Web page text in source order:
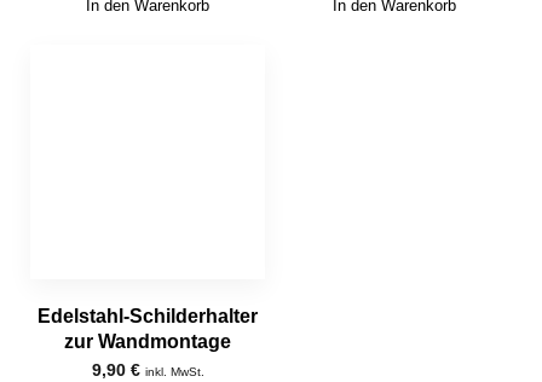
In den Warenkorb In den Warenkorb
Edelstahl-Schilderhalter
zur Wandmontage
9,90 € inkl. MwSt.